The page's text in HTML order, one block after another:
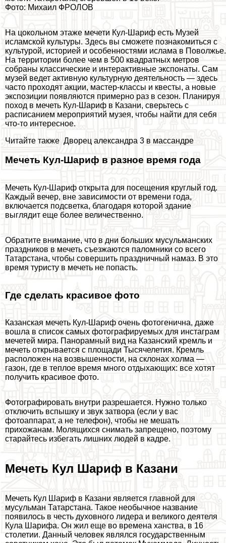
Фото: Михаил ФРОЛОВ
На цокольном этаже мечети Кул-Шариф есть Музей
исламской культуры. Здесь вы сможете познакомиться с
культурой, историей и особенностями ислама в Поволжье.
На территории более чем в 500 квадратных метров
собраны классические и интеpaктивные экспонаты. Сам
музей ведет активную культурную деятельность — здесь
часто проходят акции, мастер-классы и квесты, а новые
экспозиции появляются примерно раз в сезон. Планируя
поход в мечеть Кул-Шариф в Казани, сверьтесь с
расписанием мероприятий музея, чтобы найти для себя
что-то интересное.
Читайте также Дворец александра 3 в массандре
Мечеть Кул-Шариф в разное время года
Мечеть Кул-Шариф открыта для посещения круглый год.
Каждый вечер, вне зависимости от времени года,
включается подсветка, благодаря которой здание
выглядит еще более величественно.
Обратите внимание, что в дни больших мусульманских
праздников в мечеть съезжаются паломники со всего
Татарстана, чтобы совершить праздничный намаз. В это
время туристу в мечеть не попасть.
Где сделать красивое фото
Казанская мечеть Кул-Шариф очень фотогенична, даже
вошла в список самых фотографируемых для инстаграм
мечетей мира. Панорамный вид на Казанский кремль и
мечеть открывается с площади Тысячелетия. Кремль
расположен на возвышенности, на склонах холма —
газон, где в теплое время много отдыхающих: все хотят
получить красивое фото.
Фотографировать внутри разрешается. Нужно только
отключить вспышку и звук затвора (если у вас
фотоаппарат, а не телефон), чтобы не мешать
прихожанам. Молящихся снимать запрещено, поэтому
старайтесь избегать лишних людей в кадре.
Мечеть Кул Шариф в Казани
Мечеть Кул Шариф в Казани является главной для
мусульман Татарстана. Такое необычное название
появилось в честь духовного лидера и великого деятеля
Кула Шарифа. Он жил еще во времена ханства, в 16
столетии. Данный человек являлся государственным